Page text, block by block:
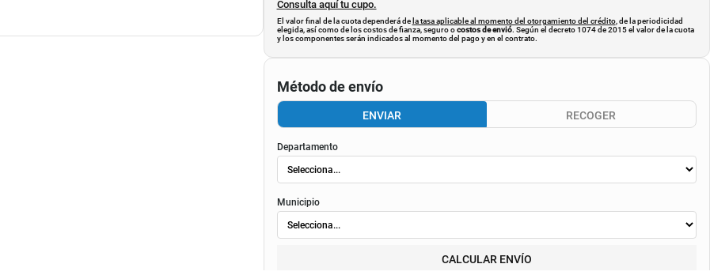
Consulta aquí tu cupo.
El valor final de la cuota dependerá de la tasa aplicable al momento del otorgamiento del crédito, de la periodicidad
elegida, así como de los costos de fianza, seguro ocostos de envió. Según el decreto 1074 de 2015 el valor de la cuota
y los componentes serán indicados al momento del pago y en el contrato.
Método de envío
ENVIAR RECOGER
Departamento
Municipio
CALCULAR ENVÍO